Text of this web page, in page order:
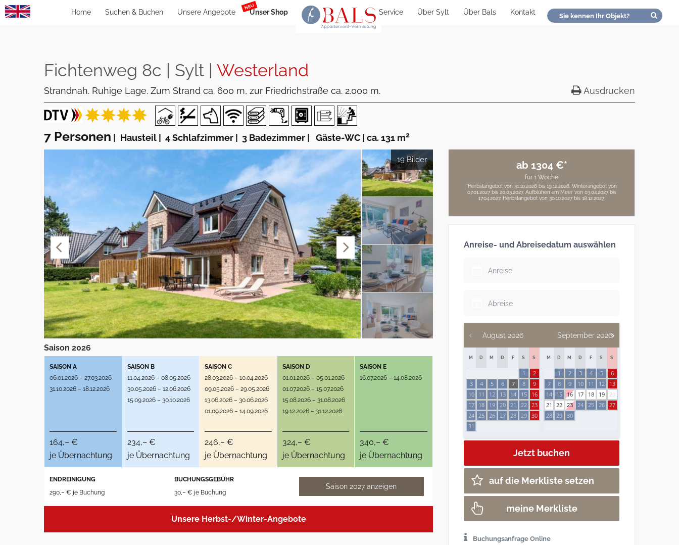
Service Über Sylt Über Bals Kontakt
Home Suchen & Buchen Unsere Angebote Unser Shop
NEU
Fichtenweg 8c | Sylt | Westerland
Strandnah. Ruhige Lage. Zum Strand ca. 600 m, zur Friedrichstraße ca. 2.000 m. Ausdrucken
7 Personen Hausteil 4 Schlafzimmer 3 Badezimmer Gäste-WC ca. 131 m2
19 Bilder
Saison 2026
SAISON A
06.01.2026 – 27.03.2026
31.10.2026 – 18.12.2026
164,– €
je Übernachtung
SAISON B
11.04.2026 – 08.05.2026
30.05.2026 – 12.06.2026
15.09.2026 – 30.10.2026
234,– €
je Übernachtung
SAISON C
28.03.2026 – 10.04.2026
09.05.2026 – 29.05.2026
13.06.2026 – 30.06.2026
01.09.2026 – 14.09.2026
246,– €
je Übernachtung
SAISON D
01.01.2026 – 05.01.2026
01.07.2026 – 15.07.2026
15.08.2026 – 31.08.2026
19.12.2026 – 31.12.2026
324,– €
je Übernachtung
SAISON E
16.07.2026 – 14.08.2026
340,– €
je Übernachtung
ENDREINIGUNG
290,– € je Buchung
BUCHUNGSGEBÜHR
30,– € je Buchung
Saison 2027 anzeigen
Unsere Herbst-/Winter-Angebote
ab 1304 €*
für 1 Woche
*Herbstangebot von 31.10.2026 bis 19.12.2026. Winterangebot von
07.01.2027 bis 20.03.2027. Aufblühen am Meer von 03.04.2027 bis
17.04.2027. Herbstangebot von 30.10.2027 bis 18.12.2027.
Anreise- und Abreisedatum auswählen
August 2026
M D M D F S S
1
2
3
4 5 6 7 8
9
10
11 12 13 14 15
16
17
18 19 20 21 22 23
24 25 26 27 28 29 30
31
September 2026
M D M D F S S
1 2 3 4 5
6
7
8 9 10 11 12
13
14
15 16 17 18 19
20
21
22 23 24 25 26 27
28 29 30
auf die Merkliste setzen
meine Merkliste
Buchungsanfrage Online